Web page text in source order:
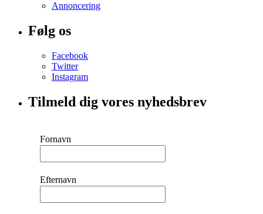
Annoncering
Følg os
Facebook
Twitter
Instagram
Tilmeld dig vores nyhedsbrev
Fornavn
Efternavn